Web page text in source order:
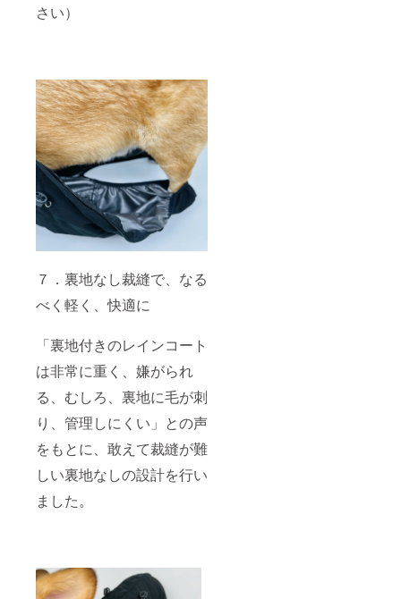
さい）
７．裏地なし裁縫で、なる
べく軽く、快適に
「裏地付きのレインコート
は非常に重く、嫌がられ
る、むしろ、裏地に毛が刺
り、管理しにくい」との声
をもとに、敢えて裁縫が難
しい裏地なしの設計を行い
ました。